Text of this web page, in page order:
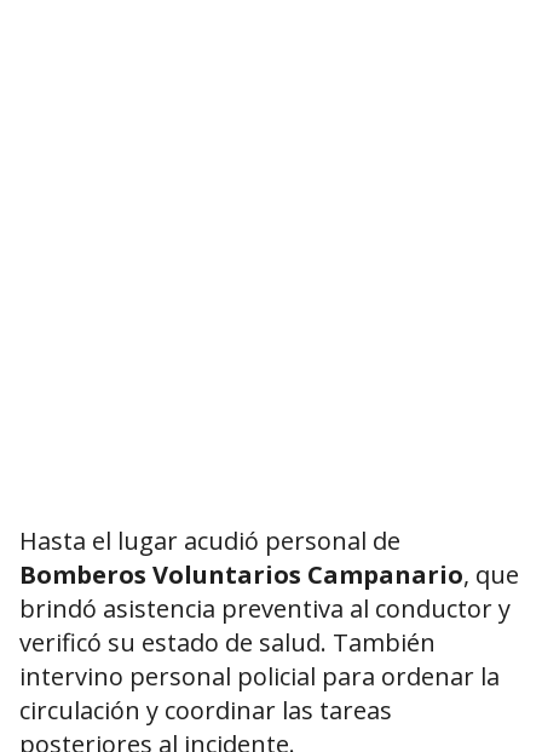
Hasta el lugar acudió personal de
Bomberos Voluntarios Campanario, que
brindó asistencia preventiva al conductor y
verificó su estado de salud. También
intervino personal policial para ordenar la
circulación y coordinar las tareas
posteriores al incidente.